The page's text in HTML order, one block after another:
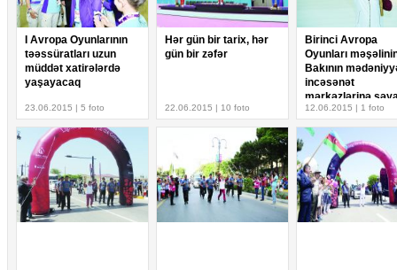
I Avropa Oyunlarının
təəssüratları uzun
müddət xatirələrdə
yaşayacaq
23.06.2015 | 5 foto
Hər gün bir tarix, hər
gün bir zəfər
22.06.2015 | 10 foto
Birinci Avropa
Oyunları
Bakının
incəsənət
mərkəzlərinə
12.06.2015 | 1 foto